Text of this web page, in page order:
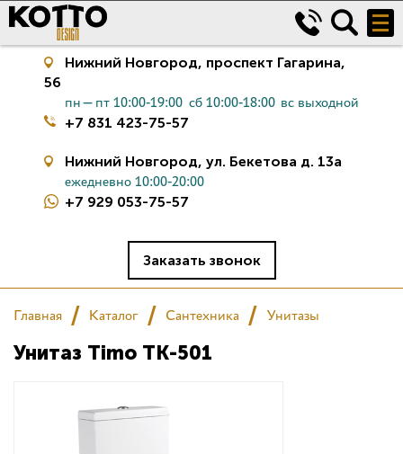
Керамическая плитка
Салон
Сертификаты
Нижний Новгород, проспект Гагарина,
56
пн—пт 10:00-19:00 сб 10:00-18:00 вс выходной
+7 831 423-75-57
Нижний Новгород, ул. Бекетова д. 13а
ежедневно 10:00-20:00
+7 929 053-75-57
Заказать звонок
Главная Каталог Сантехника Унитазы
Унитаз Timo ТК-501